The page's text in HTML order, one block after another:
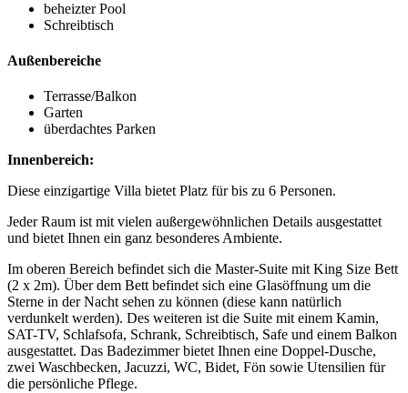
beheizter Pool
Schreibtisch
Außenbereiche
Terrasse/Balkon
Garten
überdachtes Parken
Innenbereich:
Diese einzigartige Villa bietet Platz für bis zu 6 Personen.
Jeder Raum ist mit vielen außergewöhnlichen Details ausgestattet
und bietet Ihnen ein ganz besonderes Ambiente.
Im oberen Bereich befindet sich die Master-Suite mit King Size Bett
(2 x 2m). Über dem Bett befindet sich eine Glasöffnung um die
Sterne in der Nacht sehen zu können (diese kann natürlich
verdunkelt werden). Des weiteren ist die Suite mit einem Kamin,
SAT-TV, Schlafsofa, Schrank, Schreibtisch, Safe und einem Balkon
ausgestattet. Das Badezimmer bietet Ihnen eine Doppel-Dusche,
zwei Waschbecken, Jacuzzi, WC, Bidet, Fön sowie Utensilien für
die persönliche Pflege.